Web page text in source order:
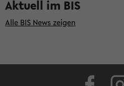
t
e
Aktuell im BIS
Alle BIS News zeigen